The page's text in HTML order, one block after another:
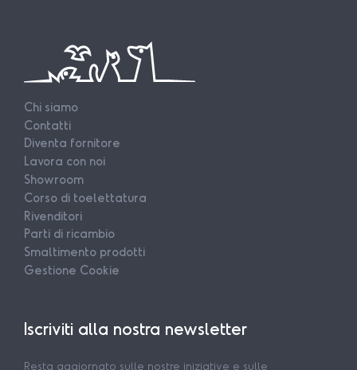
Chi siamo
Contatti
Diventa fornitore
Lavora con noi
Showroom
Corso di toelettatura
Rivenditori
Parti di ricambio
Smaltimento prodotti
Gestione Cookie
Iscriviti alla nostra newsletter
Resta aggiornato sulle nostre iniziative e sulle